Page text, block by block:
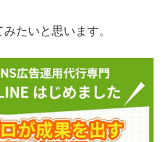
たいと思います。